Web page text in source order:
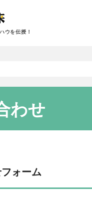
ウを伝授！
わせ
ォーム